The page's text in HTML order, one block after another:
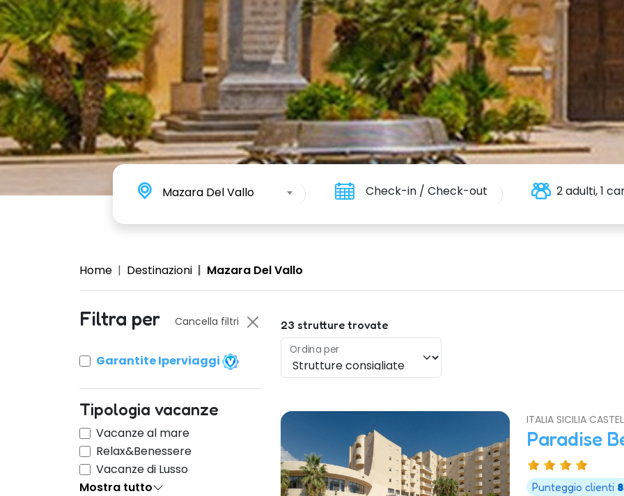
Mazara Del Vallo Check-in / Check-out 2 adulti, 1
Home Destinazioni Mazara Del Vallo
Filtra per Cancella filtri
Garantite Iperviaggi
Tipologia vacanze
Vacanze al mare
Relax&Benessere
Vacanze di Lusso
Mostra tutto
23 strutture trovate
Ordina per
ITALIA SICILIA
Paradise
Punteggio clienti 8